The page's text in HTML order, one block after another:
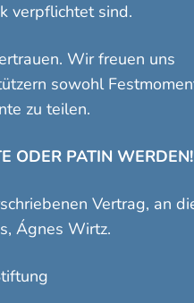
verpflichtet sind.
Wir freuen uns
sowohl
zu teilen.
ODER PATIN WERDEN!
Vertrag, an
Ágnes Wirtz.